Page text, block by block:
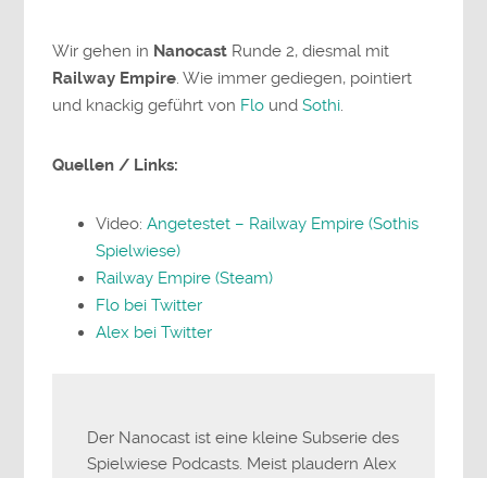
Wir gehen in Nanocast Runde 2, diesmal mit
Railway Empire. Wie immer gediegen, pointiert
und knackig geführt von Flo undSothi.
Quellen / Links:
Video:Angetestet – Railway Empire (Sothis
Spielwiese)
Railway Empire (Steam)
Flo bei Twitter
Alex bei Twitter
Der Nanocast ist eine kleine Subserie des
Spielwiese Podcasts. Meist plaudern Alex